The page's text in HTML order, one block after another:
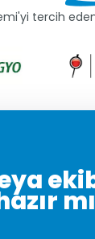
tercih